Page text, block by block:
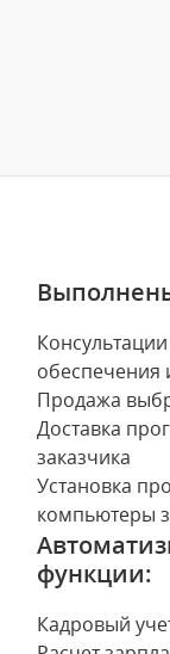
обеспечения
Продажа
Доставка
заказчика
Установка
компьютеры
функции:
Кадровый